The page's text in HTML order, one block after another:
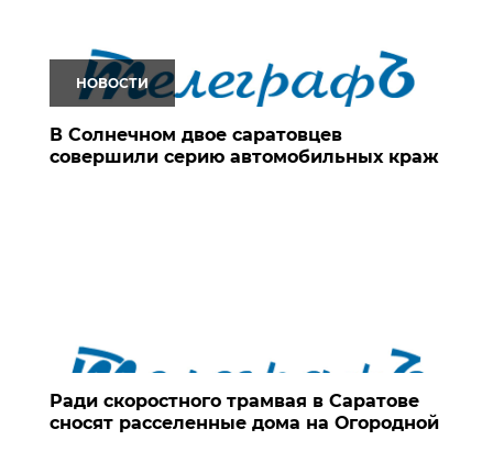
НОВОСТИ
В Солнечном двое саратовцев
совершили серию автомобильных краж
Ради скоростного трамвая в Саратове
сносят расселенные дома на Огородной